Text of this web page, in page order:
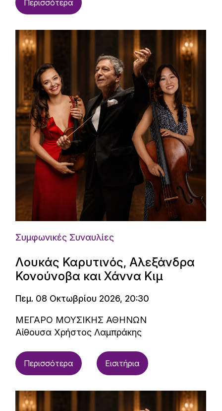
Περισσότερα
Συμφωνικές Συναυλίες
Λουκάς Καρυτινός, Αλεξάνδρα
Κονούνοβα και Χάννα Κιμ
Πεμ. 08 Οκτωβρίου 2026, 20:30
ΜΕΓΑΡΟ ΜΟΥΣΙΚΗΣ ΑΘΗΝΩΝ
Αίθουσα Χρήστος Λαμπράκης
Περισσότερα Εισιτήρια